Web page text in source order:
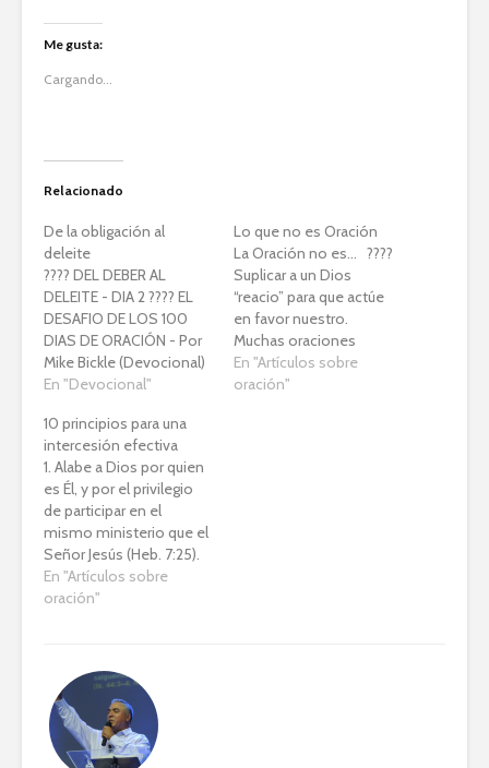
Me gusta:
Cargando...
Relacionado
De la obligación al
deleite
????️ DEL DEBER AL
DELEITE - DIA 2 ???? EL
DESAFIO DE LOS 100
DIAS DE ORACIÓN - Por
Mike Bickle (Devocional)
???? Aquel que ha
aprendido el secreto
más grande para una vida
santa y feliz. (WILLIAM
LAW) ????️ EN MIS
TIEMPOS de juventud,
aunque…
En "Devocional"
Lo que no es Oración
La Oración no es... ????
Suplicar a un Dios
“reacio” para que actúe
en favor nuestro.
Muchas oraciones
suenan como si las
personas estuvieran
En "Artículos sobre
oración"
10 principios para una
intercesión efectiva
1. Alabe a Dios por quien
es Él, y por el privilegio
de participar en el
mismo ministerio que el
Señor Jesús (Heb. 7:25).
Alabe a Dios por el
privilegio de colaborar
En "Artículos sobre
oración"